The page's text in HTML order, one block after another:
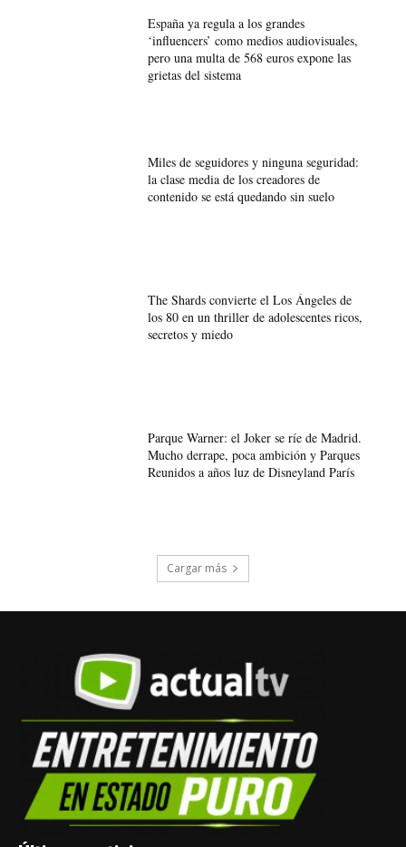
España ya regula a los grandes
‘influencers’ como medios audiovisuales,
pero una multa de 568 euros expone las
grietas del sistema
Miles de seguidores y ninguna seguridad:
la clase media de los creadores de
contenido se está quedando sin suelo
The Shards convierte el Los Ángeles de
los 80 en un thriller de adolescentes ricos,
secretos y miedo
Parque Warner: el Joker se ríe de Madrid.
Mucho derrape, poca ambición y Parques
Reunidos a años luz de Disneyland París
Cargar más